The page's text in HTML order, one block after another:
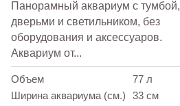
Панорамный аквариум с тумбой,
дверьми и светильником, без
оборудования и аксессуаров.
Аквариум от...
Объем
77 л
Ширина аквариума (см.)
33 см